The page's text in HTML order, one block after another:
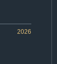
2026